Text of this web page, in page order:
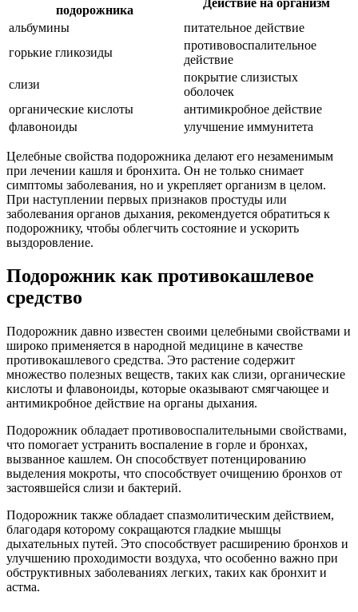
подорожника
альбумины
питательное действие
горькие гликозиды
противовоспалительное
действие
слизи
покрытие слизистых
оболочек
органические кислоты
антимикробное действие
флавоноиды
улучшение иммунитета
Целебные свойства подорожника делают его незаменимым
при лечении кашля и бронхита. Он не только снимает
симптомы заболевания, но и укрепляет организм в целом.
При наступлении первых признаков простуды или
заболевания органов дыхания, рекомендуется обратиться к
подорожнику, чтобы облегчить состояние и ускорить
выздоровление.
Подорожник как противокашлевое
средство
Подорожник давно известен своими целебными свойствами и
широко применяется в народной медицине в качестве
противокашлевого средства. Это растение содержит
множество полезных веществ, таких как слизи, органические
кислоты и флавоноиды, которые оказывают смягчающее и
антимикробное действие на органы дыхания.
Подорожник обладает противовоспалительными свойствами,
что помогает устранить воспаление в горле и бронхах,
вызванное кашлем. Он способствует потенцированию
выделения мокроты, что способствует очищению бронхов от
застоявшейся слизи и бактерий.
Подорожник также обладает спазмолитическим действием,
благодаря которому сокращаются гладкие мышцы
дыхательных путей. Это способствует расширению бронхов и
улучшению проходимости воздуха, что особенно важно при
обструктивных заболеваниях легких, таких как бронхит и
астма.